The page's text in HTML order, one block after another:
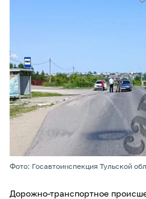
Фото: Госавтоинспекция Тульской
Дорожно-транспортное